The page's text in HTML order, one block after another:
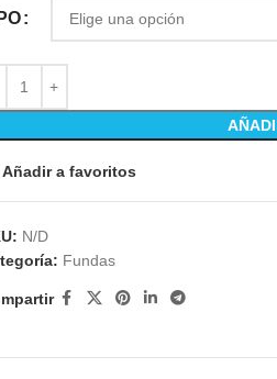
Añadir a favoritos
N/D
Fundas